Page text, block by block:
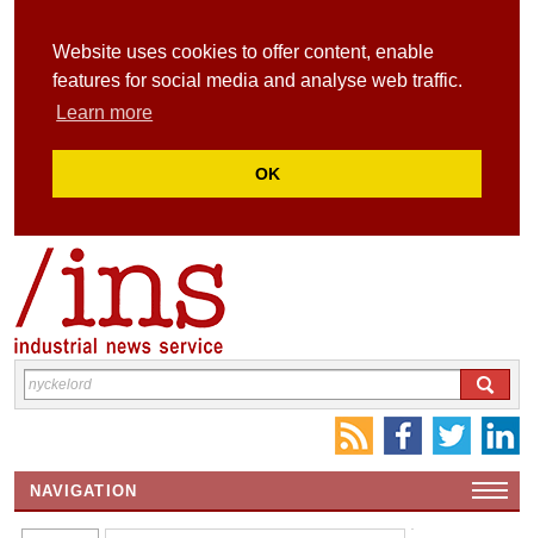
Website uses cookies to offer content, enable
features for social media and analyse web traffic.
Learn more
OK
NAVIGATION
HEMSIDA